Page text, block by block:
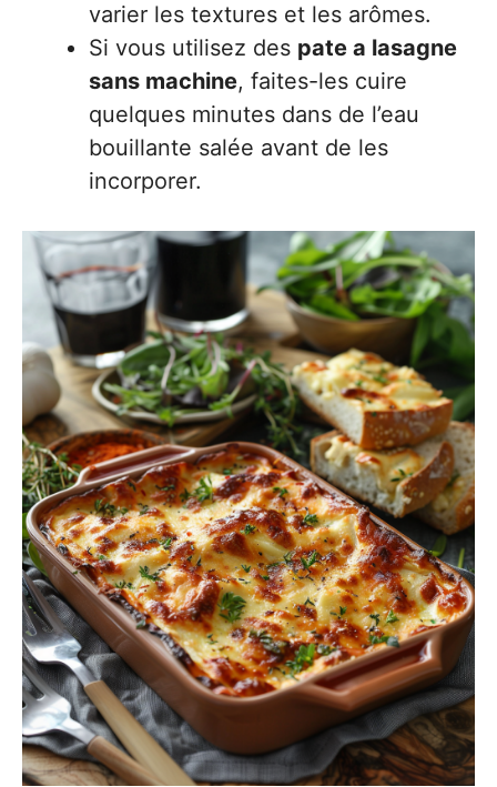
varier les textures et les arômes.
Si vous utilisez des pate a lasagne
sans machine, faites-les cuire
quelques minutes dans de l’eau
bouillante salée avant de les
incorporer.